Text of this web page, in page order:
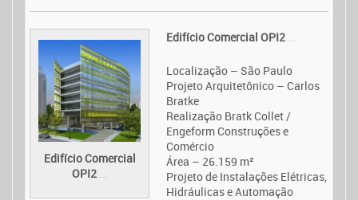
Edifício Comercial
OPI2
Edifício Comercial OPI2
Localização – São Paulo
Projeto Arquitetônico – Carlos
Bratke
Realização Bratk Collet /
Engeform Construções e
Comércio
Área – 26.159 m²
Projeto de Instalações Elétricas,
Hidráulicas e Automação